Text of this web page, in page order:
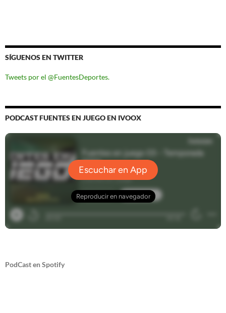
SÍGUENOS EN TWITTER
Tweets por el @FuentesDeportes.
PODCAST FUENTES EN JUEGO EN IVOOX
PodCast en Spotify